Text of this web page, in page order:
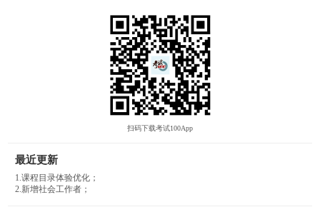
扫码下载考试100App
最近更新
1.课程目录体验优化；
2.新增社会工作者；